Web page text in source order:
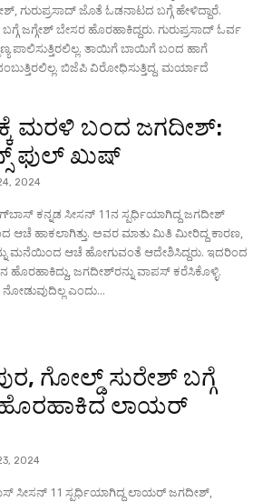
ಗುರುಪ್ರಸಾದ್ ಜೊತೆ ಓಡನಾಟದ ಬಗ್ಗೆ ಹೇಳಿದ್ದಾರೆ.
ಬೇಸರ ಹೊರಹಾಕಿದ್ದರು. ಗುರುಪ್ರಸಾದ್ ಓರ್ವ
ಪಾಲಿಸುತ್ತಿರಲಿಲ್ಲ. ತಾಯಿಗೆ ಬಾಯಿಗೆ ಬಂದ ಹಾಗೆ
ನಂಬುತ್ತಿರಲಿಲ್ಲ. ಬಿಜೆಪಿ ವಿರೋಧಿಸುತ್ತಿದ್ದ. ಮರ್ಯಾದೆ
ಮರಳಿ ಬಂದ ಜಗದೀಶ್:
ಫುಲ್ ಖುಷ್
2024
ಕನ್ನಡ ಸೀಸನ್ 11ನ ಸ್ಪರ್ಧಿಯಾಗಿದ್ದ ಜಗದೀಶ್
ಹಾಕಲಾಗಿತ್ತು. ಅವರ ಮಾತು ಮಿತಿ ಮೀರಿದ್ದ ಕಾರಣ,
ಮನೆಯಿಂದ ಆಚೆ ಹೋಗುವಂತೆ ಆದೇಶಿಸಿದ್ದರು. ಇದರಿಂದ
ಜಗದೀಶ್‌ರನ್ನು ವಾಪಸ್ ಕರೆಸಿಕೊಳ್ಳಿ.
ಎಂದು...
ಗೋಲ್ಡ್ ಸುರೇಶ್ ಬಗ್ಗೆ
ಲಾಯರ್
2024
ಸೀಸನ್ 11 ಸ್ಪರ್ಧಿಯಾಗಿದ್ದ ಲಾಯರ್ ಜಗದೀಶ್,